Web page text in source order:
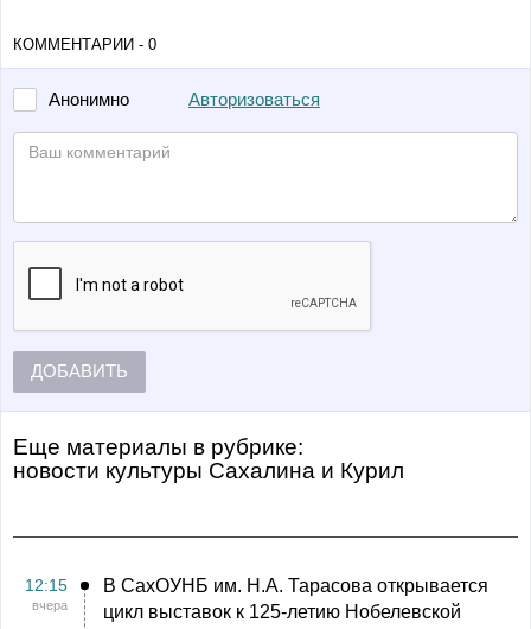
КОММЕНТАРИИ - 0
Анонимно Авторизоваться
ДОБАВИТЬ
Еще материалы в рубрике:
Новости культуры Сахалина и Курил
12:15
вчера
В СахОУНБ им. Н.А. Тарасова открывается
цикл выставок к 125-летию Нобелевской